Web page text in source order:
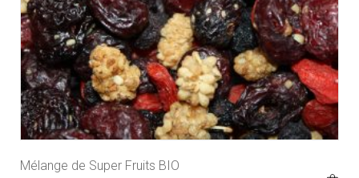
Mélange de Super Fruits BIO